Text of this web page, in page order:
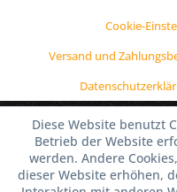
Cookie-
Versand und
Diese Website benutzt
Betrieb der Website
werden. Andere
dieser Website erhöhen,